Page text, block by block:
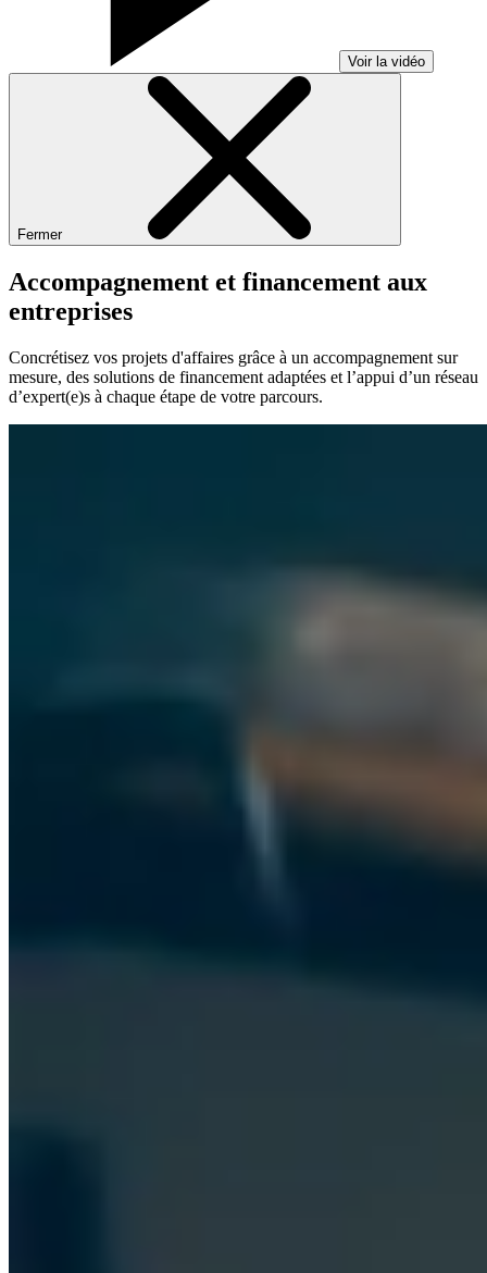
Voir la vidéo
Fermer
Accompagnement et financement aux
entreprises
Concrétisez vos projets d'affaires grâce à un accompagnement sur
mesure, des solutions de financement adaptées et l’appui d’un réseau
d’expert(e)s à chaque étape de votre parcours.